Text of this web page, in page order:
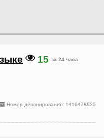
15 за 24 часа
Номер депонирования: 1416478535